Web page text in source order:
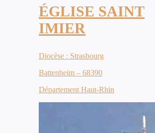
ÉGLISE SAINT
IMIER
Diocèse : Strasbourg
Battenheim – 68390
Département Haut-Rhin